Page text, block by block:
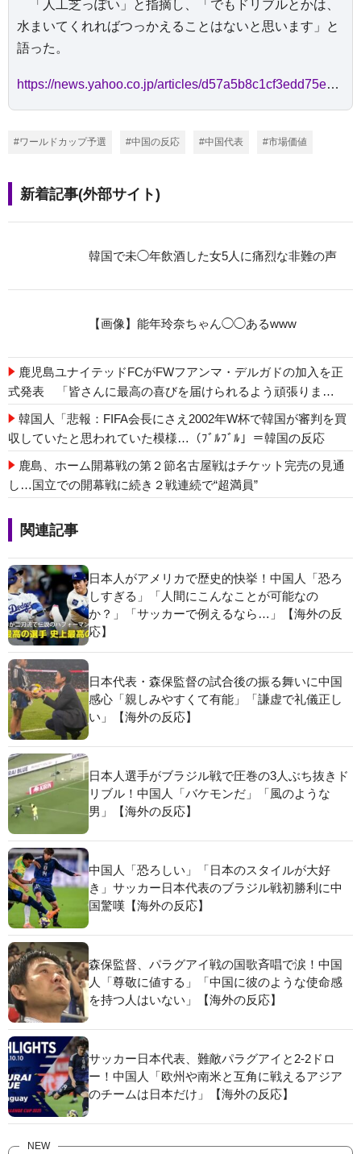
「人工芝っぽい」と指摘し、「でもドリブルとかは、
水まいてくれればつっかえることはないと思います」と
語った。
https://news.yahoo.co.jp/articles/d57a5b8c1cf3edd75ea6a8690ebbadbc0b2034ec
#ワールドカップ予選 #中国の反応 #中国代表 #市場価値
新着記事(外部サイト)
韓国で未◯年飲酒した女5人に痛烈な非難の声
【画像】能年玲奈ちゃん◯◯あるwww
鹿児島ユナイテッドFCがFWフアンマ・デルガドの加入を正
式発表 「皆さんに最高の喜びを届けられるよう頑張りま
す！」
韓国人「悲報：FIFA会長にさえ2002年W杯で韓国が審判を買
収していたと思われていた模様…（ﾌﾞﾙﾌﾞﾙ」＝韓国の反応
鹿島、ホーム開幕戦の第２節名古屋戦はチケット完売の見通
し…国立での開幕戦に続き２戦連続で“超満員”
関連記事
日本人がアメリカで歴史的快挙！中国人「恐ろ
しすぎる」「人間にこんなことが可能なの
か？」「サッカーで例えるなら…」【海外の反
応】
日本代表・森保監督の試合後の振る舞いに中国
感心「親しみやすくて有能」「謙虚で礼儀正し
い」【海外の反応】
日本人選手がブラジル戦で圧巻の3人ぶち抜きド
リブル！中国人「バケモンだ」「風のような
男」【海外の反応】
中国人「恐ろしい」「日本のスタイルが大好
き」サッカー日本代表のブラジル戦初勝利に中
国驚嘆【海外の反応】
森保監督、パラグアイ戦の国歌斉唱で涙！中国
人「尊敬に値する」「中国に彼のような使命感
を持つ人はいない」【海外の反応】
サッカー日本代表、難敵パラグアイと2-2ドロ
ー！中国人「欧州や南米と互角に戦えるアジア
のチームは日本だけ」【海外の反応】
NEW